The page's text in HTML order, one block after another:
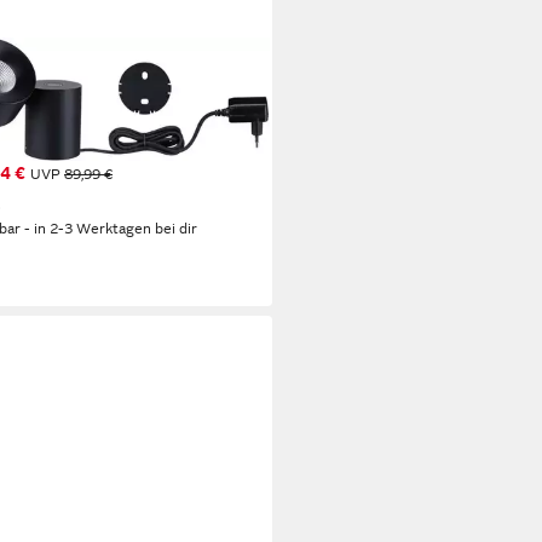
Puric Pane, LED fest
Warmweiß, 3-Step
€ UVP89,99 €
- in 2-3 Werktagen bei dir